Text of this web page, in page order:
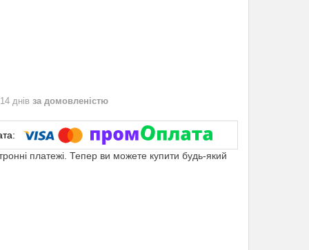
днів за домовленістю
платежі. Тепер ви можете купити будь-який